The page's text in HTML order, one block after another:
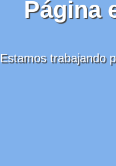
Página
Estamos trabajando